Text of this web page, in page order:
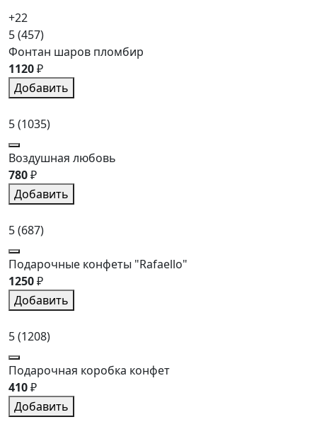
+22
5(457)
Фонтан шаров пломбир
1120₽
Добавить
5(1035)
Воздушная любовь
780₽
Добавить
5(687)
Подарочные конфеты "Rafaello"
1250₽
Добавить
5(1208)
Подарочная коробка конфет
410₽
Добавить